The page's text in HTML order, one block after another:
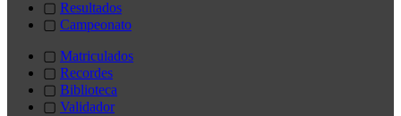
▢ Resultados
▢ Campeonato
▢ Matriculados
▢ Recordes
▢ Biblioteca
▢ Validador